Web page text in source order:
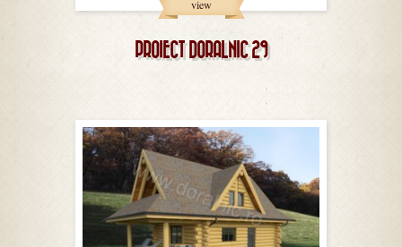
view
PROIECT DORALNIC 29